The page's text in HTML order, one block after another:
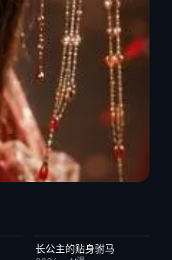
完结
长公主的贴身驸马